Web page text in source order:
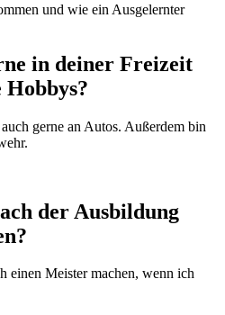
und wie ein Ausgelernter
in deiner Freizeit
Hobbys?
gerne an Autos. Außerdem bin
der Ausbildung
einen Meister machen, wenn ich